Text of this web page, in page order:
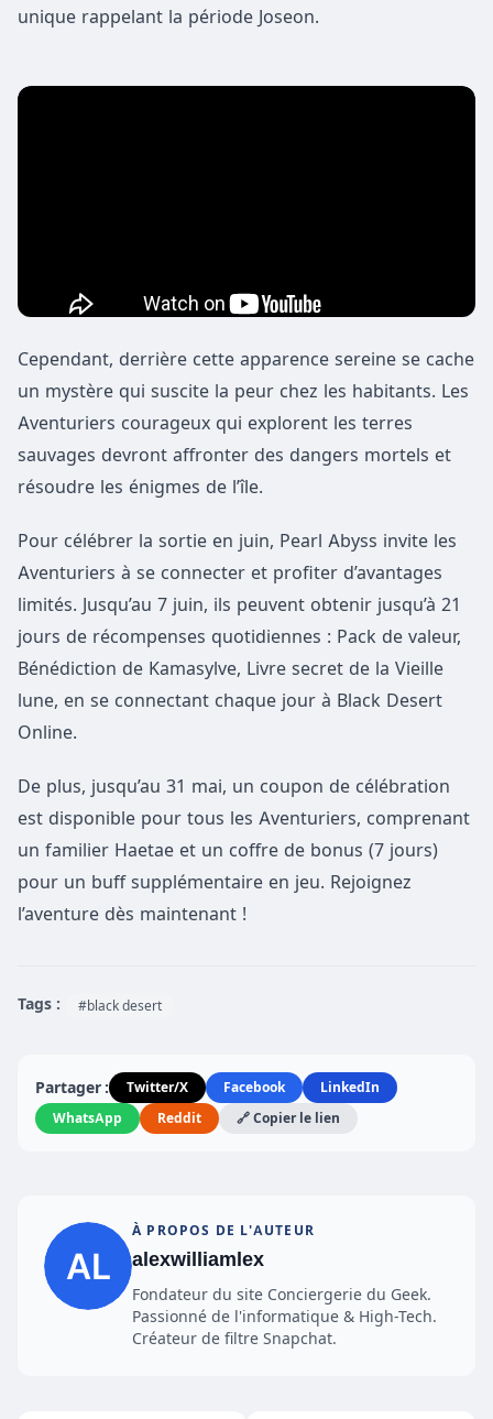
unique rappelant la période Joseon.
Cependant, derrière cette apparence sereine se cache
un mystère qui suscite la peur chez les habitants. Les
Aventuriers courageux qui explorent les terres
sauvages devront affronter des dangers mortels et
résoudre les énigmes de l’île.
Pour célébrer la sortie en juin, Pearl Abyss invite les
Aventuriers à se connecter et profiter d’avantages
limités. Jusqu’au 7 juin, ils peuvent obtenir jusqu’à 21
jours de récompenses quotidiennes : Pack de valeur,
Bénédiction de Kamasylve, Livre secret de la Vieille
lune, en se connectant chaque jour à Black Desert
Online.
De plus, jusqu’au 31 mai, un coupon de célébration
est disponible pour tous les Aventuriers, comprenant
un familier Haetae et un coffre de bonus (7 jours)
pour un buff supplémentaire en jeu. Rejoignez
l’aventure dès maintenant !
Tags : #black desert
Partager : Twitter/X Facebook
LinkedIn
WhatsApp
Reddit 🔗 Copier le lien
À PROPOS DE L'AUTEUR
alexwilliamlex
Fondateur du site Conciergerie du Geek.
Passionné de l'informatique & High-Tech.
Créateur de filtre Snapchat.